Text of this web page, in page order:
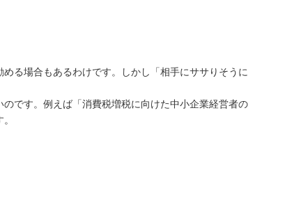
る場合もあるわけです。しかし「相手にササりそうに
です。例えば「消費税増税に向けた中小企業経営者の